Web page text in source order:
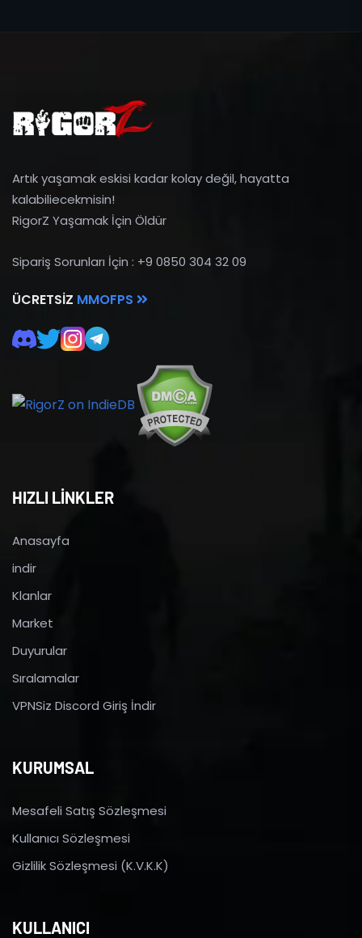
Artık yaşamak eskisi kadar kolay değil, hayatta
kalabiliecekmisin!
RigorZ Yaşamak İçin Öldür
Sipariş Sorunları İçin : +9 0850 304 32 09
ÜCRETSIZ MMOFPS
HIZLI LİNKLER
Anasayfa
indir
Klanlar
Market
Duyurular
Sıralamalar
VPNSiz Discord Giriş İndir
KURUMSAL
Mesafeli Satış Sözleşmesi
Kullanıcı Sözleşmesi
Gizlilik Sözleşmesi (K.V.K.K)
KULLANICI